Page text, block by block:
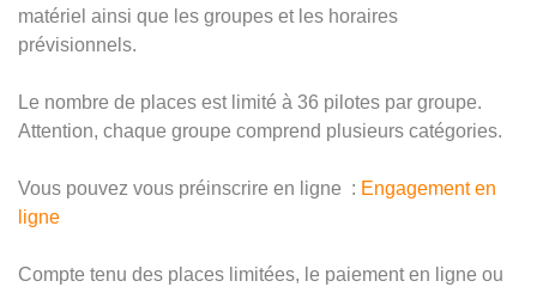
matériel ainsi que les groupes et les horaires
prévisionnels.
Le nombre de places est limité à 36 pilotes par groupe.
Attention, chaque groupe comprend plusieurs catégories.
Vous pouvez vous préinscrire en ligne : Engagement en
ligne
Compte tenu des places limitées, le paiement en ligne ou